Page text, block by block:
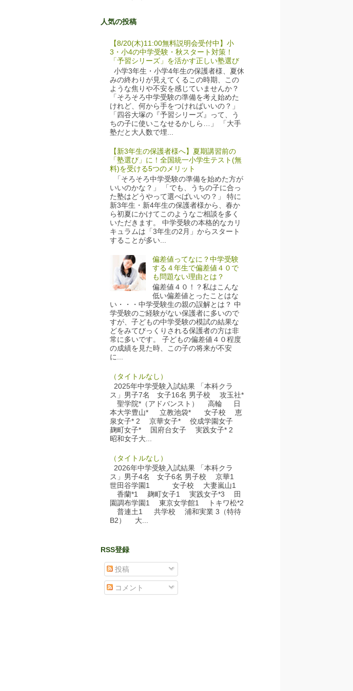
人気の投稿
【8/20(木)11:00無料説明会受付中】小
3・小4の中学受験・秋スタート対策！
「予習シリーズ」を活かす正しい塾選び
小学3年生・小学4年生の保護者様、夏休
みの終わりが見えてくるこの時期、この
ような焦りや不安を感じていませんか？
「そろそろ中学受験の準備を考え始めた
けれど、何から手をつければいいの？」
「四谷大塚の『予習シリーズ』って、う
ちの子に使いこなせるかしら…」 「大手
塾だと大人数で埋...
【新3年生の保護者様へ】夏期講習前の
「塾選び」に！全国統一小学生テスト(無
料)を受ける5つのメリット
「そろそろ中学受験の準備を始めた方が
いいのかな？」 「でも、うちの子に合っ
た塾はどうやって選べばいいの？」 特に
新3年生・新4年生の保護者様から、春か
ら初夏にかけてこのようなご相談を多く
いただきます。 中学受験の本格的なカリ
キュラムは「3年生の2月」からスタート
することが多い...
偏差値ってなに？中学受験
する４年生で偏差値４０で
も問題ない理由とは？
偏差値４０！？私はこんな
低い偏差値とったことはな
い・・・中学受験生の親の誤解とは？ 中
学受験のご経験がない保護者に多いので
すが、子どもの中学受験の模試の結果な
どをみてびっくりされる保護者の方は非
常に多いです。 子どもの偏差値４０程度
の成績を見た時、この子の将来が不安
に...
（タイトルなし）
2025年中学受験入試結果 「本科クラ
ス」男子7名 女子16名 男子校 攻玉社*
聖学院*（アドバンスト） 高輪 日
本大学豊山* 立教池袋* 女子校 恵
泉女子* 2 京華女子* 佼成学園女子
麹町女子* 国府台女子 実践女子* 2
昭和女子大...
（タイトルなし）
2026年中学受験入試結果 「本科クラ
ス」男子4名 女子6名 男子校 京華1
世田谷学園1 女子校 大妻嵐山1
香蘭*1 麹町女子1 実践女子*3 田
園調布学園1 東京女学館1 トキワ松*2
普連土1 共学校 浦和実業 3（特待
B2） 大...
RSS登録
投稿
コメント